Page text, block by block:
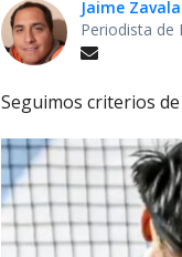
Jaime Zavala
Periodista de
Seguimos criterios de